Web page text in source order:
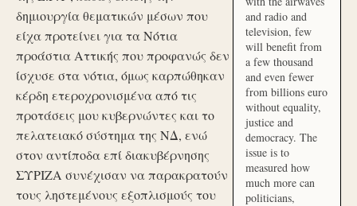
δημιουργία θεματικών μέσων που
είχα προτείνει για τα Νότια
προάστια Αττικής που προφανώς δεν
ίσχυσε στα νότια, όμως καρπώθηκαν
κέρδη ετεροχρονισμένα από τις
προτάσεις μου κυβερνώντες και το
πελατειακό σύστημα της ΝΔ, ενώ
στον αντίποδα επί διακυβέρνησης
ΣΥΡΙΖΑ συνέχισαν να παρακρατούν
τους ληστεμένους εξοπλισμούς του
and radio and
television, few
will benefit from
a few thousand
and even fewer
from billions euro
without equality,
justice and
democracy. The
issue is to
measured how
much more can
politicians,